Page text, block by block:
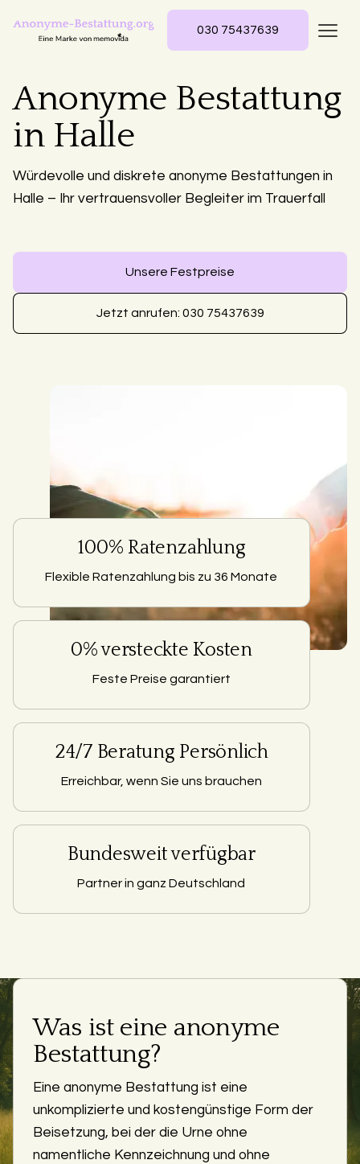
030 75437639
Anonyme Bestattung
in Halle
Würdevolle und diskrete anonyme Bestattungen in
Halle – Ihr vertrauensvoller Begleiter im Trauerfall
Unsere Festpreise
Jetzt anrufen: 030 75437639
100% Ratenzahlung
Flexible Ratenzahlung bis zu 36 Monate
0% versteckte Kosten
Feste Preise garantiert
24/7 Beratung Persönlich
Erreichbar, wenn Sie uns brauchen
Bundesweit verfügbar
Partner in ganz Deutschland
Was ist eine anonyme
Bestattung?
Eine anonyme Bestattung ist eine
unkomplizierte und kostengünstige Form der
Beisetzung, bei der die Urne ohne
namentliche Kennzeichnung und ohne